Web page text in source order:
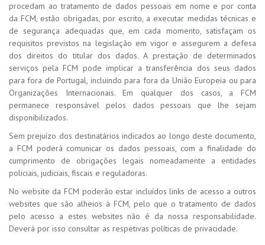
procedam ao tratamento de dados pessoais em nome e por conta
da FCM, estão obrigadas, por escrito, a executar medidas técnicas e
de segurança adequadas que, em cada momento, satisfaçam os
requisitos previstos na legislação em vigor e assegurem a defesa
dos direitos do titular dos dados. A prestação de determinados
serviços pela FCM pode implicar a transferência dos seus dados
para fora de Portugal, incluindo para fora da União Europeia ou para
Organizações Internacionais. Em qualquer dos casos, a FCM
permanece responsável pelos dados pessoais que lhe sejam
disponibilizados.
Sem prejuízo dos destinatários indicados ao longo deste documento,
a FCM poderá comunicar os dados pessoais, com a finalidade do
cumprimento de obrigações legais nomeadamente a entidades
policiais, judiciais, fiscais e reguladoras.
No website da FCM poderão estar incluídos links de acesso a outros
websites que são alheios à FCM, pelo que o tratamento de dados
pelo acesso a estes websites não é da nossa responsabilidade.
Deverá por isso consultar as respetivas políticas de privacidade.